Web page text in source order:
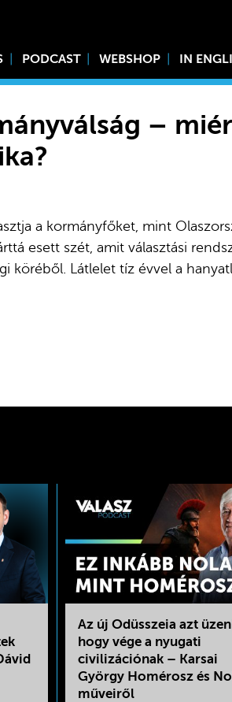
PODCAST WEBSHOP IN
–
a kormányfőket, mint
esett szét, amit választási
köréből. Látlelet tíz évvel a
Az új Odüsszeia azt
hogy vége a nyugati
civilizációnak – Karsai
György Homérosz és
műveiről